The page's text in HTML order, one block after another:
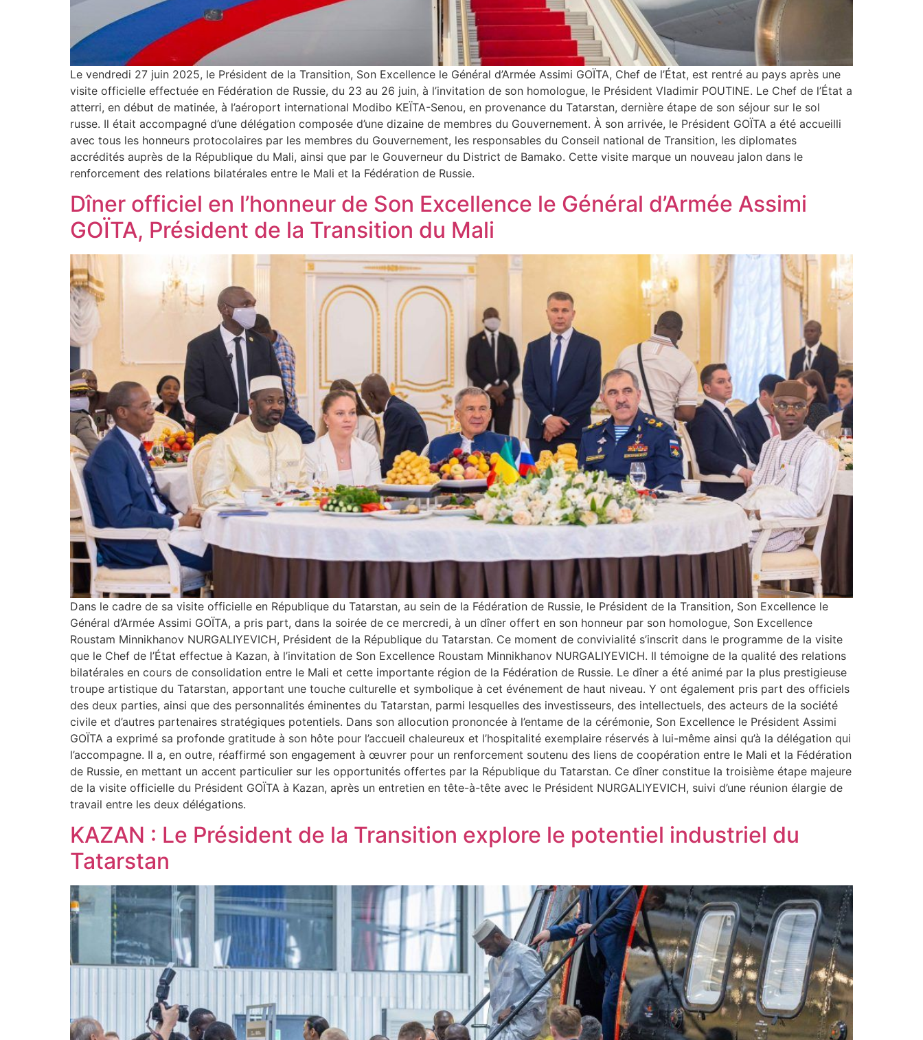
Le vendredi 27 juin 2025, le Président de la Transition, Son Excellence le Général d’Armée Assimi GOÏTA, Chef de l’État, est rentré au pays après une
visite officielle effectuée en Fédération de Russie, du 23 au 26 juin, à l’invitation de son homologue, le Président Vladimir POUTINE. Le Chef de l’État a
atterri, en début de matinée, à l’aéroport international Modibo KEÏTA-Senou, en provenance du Tatarstan, dernière étape de son séjour sur le sol
russe. Il était accompagné d’une délégation composée d’une dizaine de membres du Gouvernement. À son arrivée, le Président GOÏTA a été accueilli
avec tous les honneurs protocolaires par les membres du Gouvernement, les responsables du Conseil national de Transition, les diplomates
accrédités auprès de la République du Mali, ainsi que par le Gouverneur du District de Bamako. Cette visite marque un nouveau jalon dans le
renforcement des relations bilatérales entre le Mali et la Fédération de Russie.
Dîner officiel en l’honneur de Son Excellence le Général d’Armée Assimi
GOÏTA, Président de la Transition du Mali
Dans le cadre de sa visite officielle en République du Tatarstan, au sein de la Fédération de Russie, le Président de la Transition, Son Excellence le
Général d’Armée Assimi GOÏTA, a pris part, dans la soirée de ce mercredi, à un dîner offert en son honneur par son homologue, Son Excellence
Roustam Minnikhanov NURGALIYEVICH, Président de la République du Tatarstan. Ce moment de convivialité s’inscrit dans le programme de la visite
que le Chef de l’État effectue à Kazan, à l’invitation de Son Excellence Roustam Minnikhanov NURGALIYEVICH. Il témoigne de la qualité des relations
bilatérales en cours de consolidation entre le Mali et cette importante région de la Fédération de Russie. Le dîner a été animé par la plus prestigieuse
troupe artistique du Tatarstan, apportant une touche culturelle et symbolique à cet événement de haut niveau. Y ont également pris part des officiels
des deux parties, ainsi que des personnalités éminentes du Tatarstan, parmi lesquelles des investisseurs, des intellectuels, des acteurs de la société
civile et d’autres partenaires stratégiques potentiels. Dans son allocution prononcée à l’entame de la cérémonie, Son Excellence le Président Assimi
GOÏTA a exprimé sa profonde gratitude à son hôte pour l’accueil chaleureux et l’hospitalité exemplaire réservés à lui-même ainsi qu’à la délégation qui
l’accompagne. Il a, en outre, réaffirmé son engagement à œuvrer pour un renforcement soutenu des liens de coopération entre le Mali et la Fédération
de Russie, en mettant un accent particulier sur les opportunités offertes par la République du Tatarstan. Ce dîner constitue la troisième étape majeure
de la visite officielle du Président GOÏTA à Kazan, après un entretien en tête-à-tête avec le Président NURGALIYEVICH, suivi d’une réunion élargie de
travail entre les deux délégations.
KAZAN : Le Président de la Transition explore le potentiel industriel du
Tatarstan